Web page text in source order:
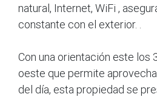
natural, Internet, WiFi ,
constante con el exterior. .
Con una orientación este los
oeste que permite
del día, esta propiedad se